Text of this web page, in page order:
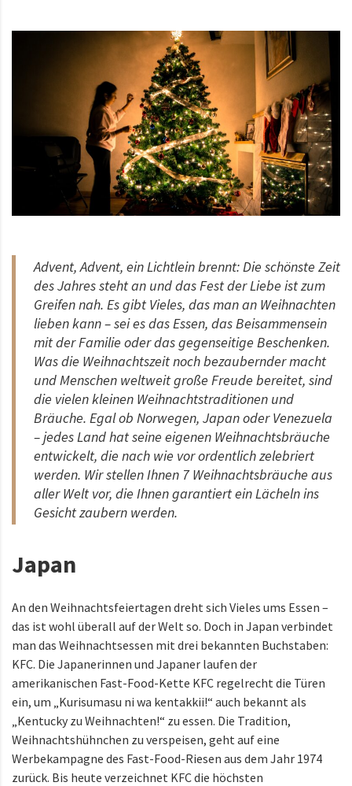
Advent, Advent, ein Lichtlein brennt: Die schönste Zeit
des Jahres steht an und das Fest der Liebe ist zum
Greifen nah. Es gibt Vieles, das man an Weihnachten
lieben kann – sei es das Essen, das Beisammensein
mit der Familie oder das gegenseitige Beschenken.
Was die Weihnachtszeit noch bezaubernder macht
und Menschen weltweit große Freude bereitet, sind
die vielen kleinen Weihnachtstraditionen und
Bräuche. Egal ob Norwegen, Japan oder Venezuela
– jedes Land hat seine eigenen Weihnachtsbräuche
entwickelt, die nach wie vor ordentlich zelebriert
werden. Wir stellen Ihnen 7 Weihnachtsbräuche aus
aller Welt vor, die Ihnen garantiert ein Lächeln ins
Gesicht zaubern werden.
Japan
An den Weihnachtsfeiertagen dreht sich Vieles ums Essen –
das ist wohl überall auf der Welt so. Doch in Japan verbindet
man das Weihnachtsessen mit drei bekannten Buchstaben:
KFC. Die Japanerinnen und Japaner laufen der
amerikanischen Fast-Food-Kette KFC regelrecht die Türen
ein, um „Kurisumasu ni wa kentakkii!“ auch bekannt als
„Kentucky zu Weihnachten!“ zu essen. Die Tradition,
Weihnachtshühnchen zu verspeisen, geht auf eine
Werbekampagne des Fast-Food-Riesen aus dem Jahr 1974
zurück. Bis heute verzeichnet KFC die höchsten